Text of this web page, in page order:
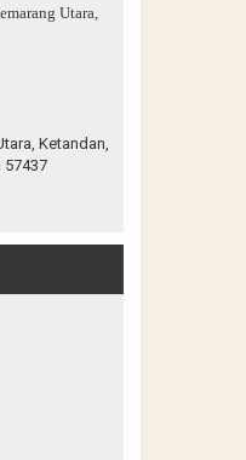
Utara,
Ketandan,
57437